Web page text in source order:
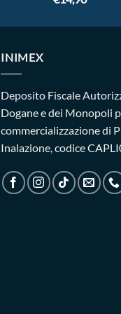
INIMEX
Deposito Fiscale
Dogane e dei Monopoli
commercializzazione di
Inalazione, codice